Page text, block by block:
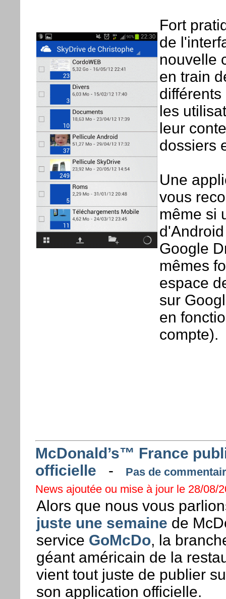
Fort
de
nouvelle
en train
les
leur
dossiers
Une
vous
même si
Google
mêmes
espace
sur
en
compte).
McDonald’s™ France
officielle -
Pas de
News ajoutée ou mise à jour le 28/08/
Alors que nous vous
juste une semaine de
service GoMcDo, la
géant américain de la
vient tout juste de publier
son application officielle.